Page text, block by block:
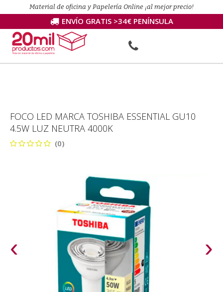
Material de oficina y Papelería Online ¡al mejor precio!
ENVÍO GRATIS >34€ PENÍNSULA
FOCO LED MARCA TOSHIBA ESSENTIAL GU10
4.5W LUZ NEUTRA 4000K
(0)
‹ ›